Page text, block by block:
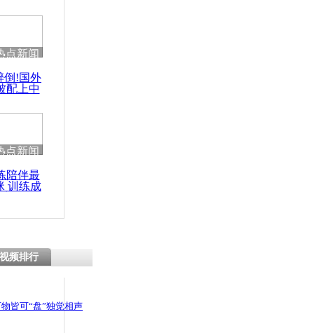
点新闻
倒!国外
配上中
点新闻
陪伴最
训练成
频排行
皆可“盘”独觉相声